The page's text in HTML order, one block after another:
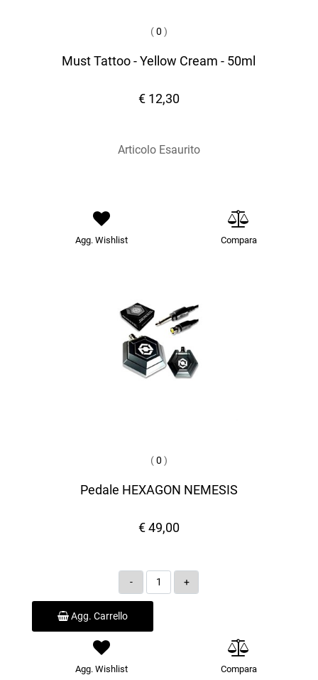
(0 )
Must Tattoo - Yellow Cream - 50ml
€ 12,30
Articolo Esaurito
Agg. Wishlist Compara
(0 )
Pedale HEXAGON NEMESIS
€ 49,00
Quantità
Agg. Carrello
Agg. Wishlist Compara